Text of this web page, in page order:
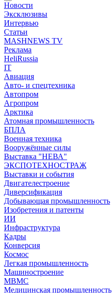
Новости
Эксклюзивы
Интервью
Статьи
MASHNEWS TV
Реклама
HeliRussia
IT
Авиация
Авто- и спецтехника
Автопром
Агропром
Арктика
Атомная промышленность
БПЛА
Военная техника
Вооружённые силы
Выставка "НЕВА"
ЭКСПОТЕХНОСТРАЖ
Выставки и события
Двигателестроение
Диверсификация
Добывающая промышленность
Изобретения и патенты
ИИ
Инфраструктура
Кадры
Конверсия
Космос
Легкая промышленность
Машиностроение
МВМС
Медицинская промышленность